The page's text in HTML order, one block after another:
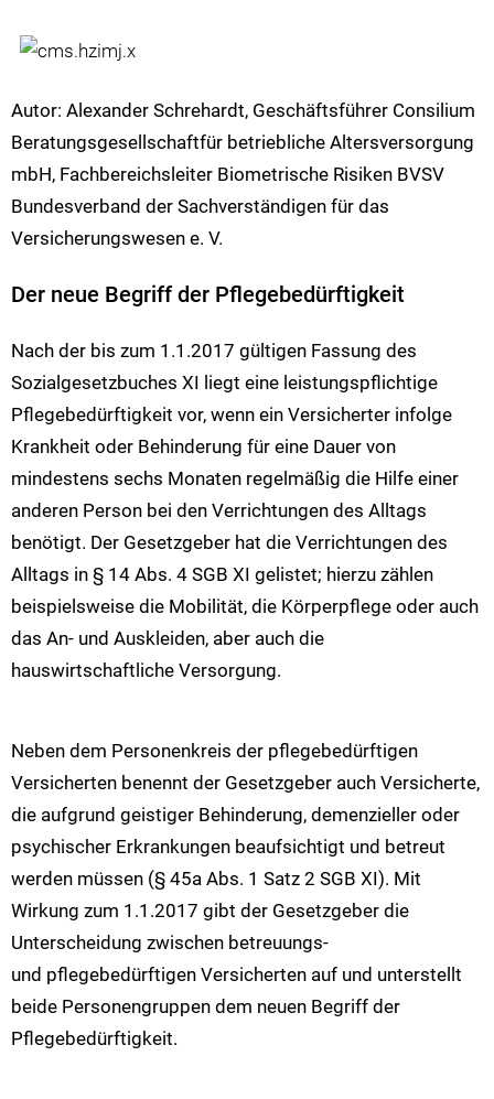
Autor: Alexander Schrehardt, Geschäftsführer Consilium
Beratungsgesellschaftfür betriebliche Altersversorgung
mbH, Fachbereichsleiter Biometrische Risiken BVSV
Bundesverband der Sachverständigen für das
Versicherungswesen e. V.
Der neue Begriff der Pflegebedürftigkeit
Nach der bis zum 1.1.2017 gültigen Fassung des
Sozialgesetzbuches XI liegt eine leistungspflichtige
Pflegebedürftigkeit vor, wenn ein Versicherter infolge
Krankheit oder Behinderung für eine Dauer von
mindestens sechs Monaten regelmäßig die Hilfe einer
anderen Person bei den Verrichtungen des Alltags
benötigt. Der Gesetzgeber hat die Verrichtungen des
Alltags in § 14 Abs. 4 SGB XI gelistet; hierzu zählen
beispielsweise die Mobilität, die Körperpflege oder auch
das An- und Auskleiden, aber auch die
hauswirtschaftliche Versorgung.
Neben dem Personenkreis der pflegebedürftigen
Versicherten benennt der Gesetzgeber auch Versicherte,
die aufgrund geistiger Behinderung, demenzieller oder
psychischer Erkrankungen beaufsichtigt und betreut
werden müssen (§ 45a Abs. 1 Satz 2 SGB XI). Mit
Wirkung zum 1.1.2017 gibt der Gesetzgeber die
Unterscheidung zwischen betreuungs-
und pflegebedürftigen Versicherten auf und unterstellt
beide Personengruppen dem neuen Begriff der
Pflegebedürftigkeit.